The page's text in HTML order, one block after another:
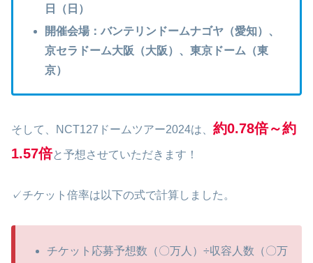
日（日）
開催会場：バンテリンドームナゴヤ（愛知）、
京セラドーム大阪（大阪）、東京ドーム（東
京）
そして、NCT127ドームツアー2024は、 約0.78倍～約
1.57倍と予想させていただきます！
✓チケット倍率は以下の式で計算しました。
チケット応募予想数（〇万人）÷収容人数（〇万